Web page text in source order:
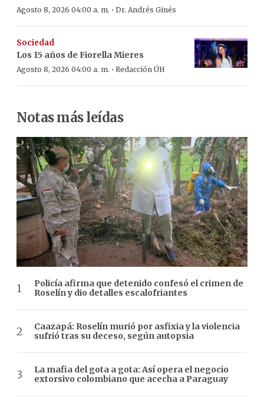
Agosto 8, 2026 04:00 a. m. · Dr. Andrés Ginés
Sociedad
Los 15 años de Fiorella Mieres
Agosto 8, 2026 04:00 a. m. · Redacción ÚH
Notas más leídas
Policía afirma que detenido confesó el crimen de
Roselín y dio detalles escalofriantes
Caazapá: Roselín murió por asfixia y la violencia
sufrió tras su deceso, según autopsia
La mafia del gota a gota: Así opera el negocio
extorsivo colombiano que acecha a Paraguay